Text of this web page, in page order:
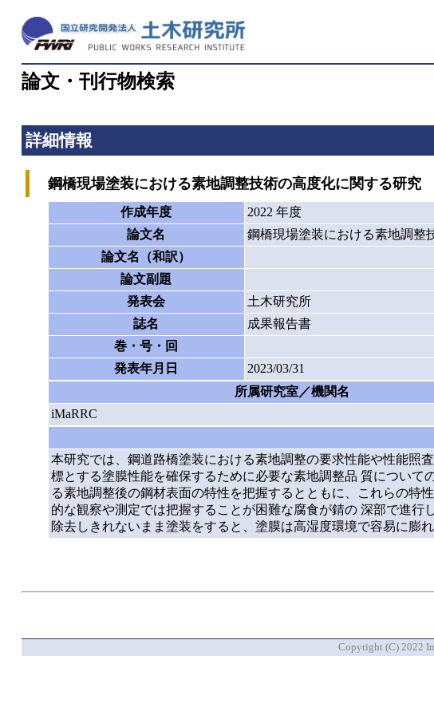
論文・刊行物検索
詳細情報
鋼橋現場塗装における素地調整技術の高度化に関する研究
作成年度
2022 年度
論文名
鋼橋現場塗装における素地調整
論文名（和訳）
論文副題
発表会
土木研究所
誌名
成果報告書
巻・号・回
発表年月日
2023/03/31
所属研究室／機関名
iMaRRC
本研究では、鋼道路橋塗装における素地調整の要求性能や性能照
標とする塗膜性能を確保するために必要な素地調整品 質につい
る素地調整後の鋼材表面の特性を把握するとともに、これらの特
的な観察や測定では把握することが困難な腐食が錆の 深部で進
除去しきれないまま塗装をすると、塗膜は高湿度環境で容易に膨
Copyright (C) 2022